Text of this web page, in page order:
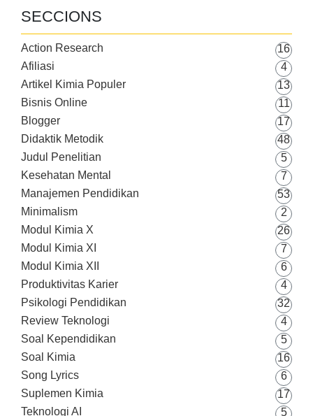
SECCIONS
Action Research
16
Afiliasi
4
Artikel Kimia Populer
13
Bisnis Online
11
Blogger
17
Didaktik Metodik
48
Judul Penelitian
5
Kesehatan Mental
7
Manajemen Pendidikan
53
Minimalism
2
Modul Kimia X
26
Modul Kimia XI
7
Modul Kimia XII
6
Produktivitas Karier
4
Psikologi Pendidikan
32
Review Teknologi
4
Soal Kependidikan
5
Soal Kimia
16
Song Lyrics
6
Suplemen Kimia
17
Teknologi AI
5